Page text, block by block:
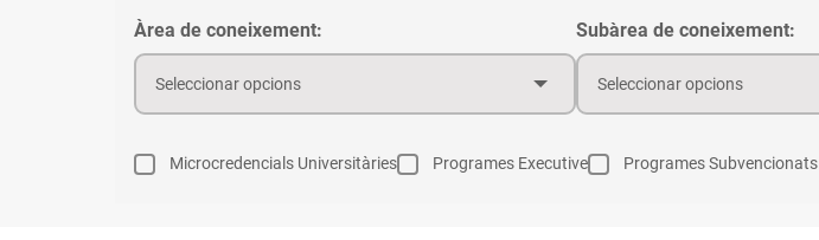
Àrea de coneixement:
Seleccionar opcions
Subàrea de coneixement:
Seleccionar opcions
Microcredencials Universitàries Programes Executive Programes Subvencionats